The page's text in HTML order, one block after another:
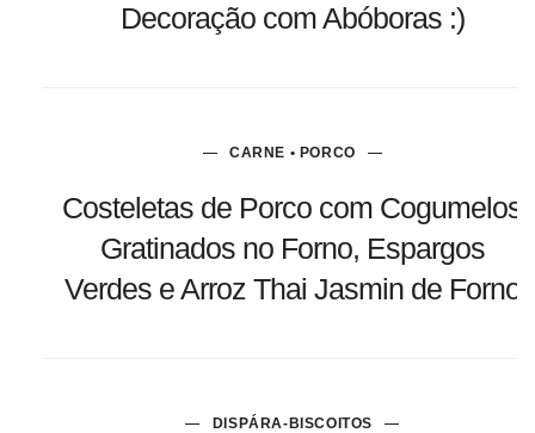
Decoração com Abóboras :)
CARNE • PORCO
Costeletas de Porco com Cogumelos
Gratinados no Forno, Espargos
Verdes e Arroz Thai Jasmin de Forno
DISPÁRA-BISCOITOS